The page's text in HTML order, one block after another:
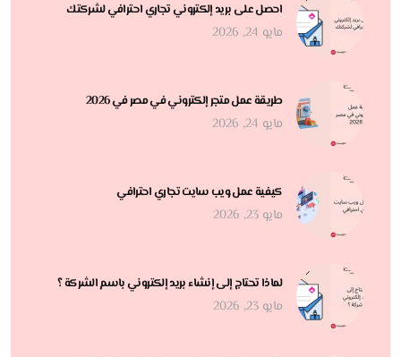
احصل على بريد إلكتروني تجاري احترافي لشركتك
مايو 24, 2026
طريقة عمل متجر إلكتروني في مصر في 2026
مايو 24, 2026
كيفية عمل ويب سايت تجاري احترافي
مايو 23, 2026
لماذا تحتاج إلى إنشاء بريد إلكتروني باسم الشركة ؟
مايو 23, 2026